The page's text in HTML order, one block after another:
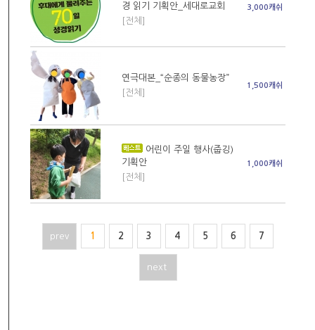
경 읽기 기획안_세대로교회
[전체]
3,000캐쉬
연극대본_“순종의 동물농장”
[전체]
1,500캐쉬
어린이 주일 행사(줍깅)
기획안
[전체]
1,000캐쉬
prev 1 2 3 4 5 6 7
next